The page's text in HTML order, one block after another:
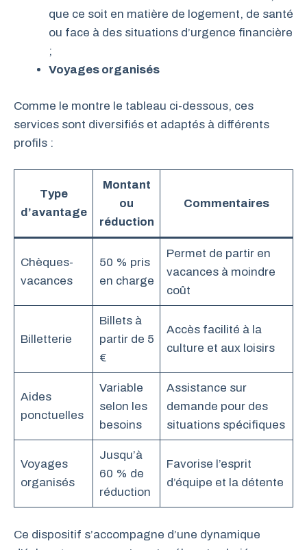
que ce soit en matière de logement, de santé
ou face à des situations d’urgence financière
;
Voyages organisés
Comme le montre le tableau ci-dessous, ces
services sont diversifiés et adaptés à différents
profils :
Type
d’avantage
Montant
ou
réduction
Commentaires
Chèques-
vacances
50 % pris
en charge
Permet de partir en
vacances à moindre
coût
Billetterie
Billets à
partir de 5
€
Accès facilité à la
culture et aux loisirs
Aides
ponctuelles
Variable
selon les
besoins
Assistance sur
demande pour des
situations spécifiques
Voyages
organisés
Jusqu’à
60 % de
réduction
Favorise l’esprit
d’équipe et la détente
Ce dispositif s’accompagne d’une dynamique